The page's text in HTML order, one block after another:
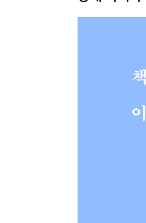
(Bookstore)
(Bookstore) 구
(Designer/
(Publisher/
(Publisher)